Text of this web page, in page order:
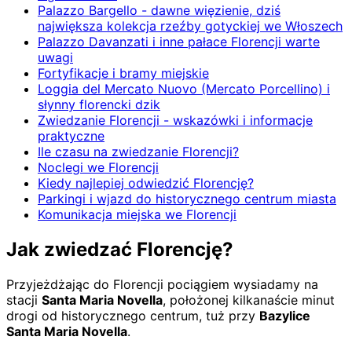
Palazzo Bargello - dawne więzienie, dziś
największa kolekcja rzeźby gotyckiej we Włoszech
Palazzo Davanzati i inne pałace Florencji warte
uwagi
Fortyfikacje i bramy miejskie
Loggia del Mercato Nuovo (Mercato Porcellino) i
słynny florencki dzik
Zwiedzanie Florencji - wskazówki i informacje
praktyczne
Ile czasu na zwiedzanie Florencji?
Noclegi we Florencji
Kiedy najlepiej odwiedzić Florencję?
Parkingi i wjazd do historycznego centrum miasta
Komunikacja miejska we Florencji
Jak zwiedzać Florencję?
Przyjeżdżając do Florencji pociągiem wysiadamy na
stacji Santa Maria Novella, położonej kilkanaście minut
drogi od historycznego centrum, tuż przy Bazylice
Santa Maria Novella.